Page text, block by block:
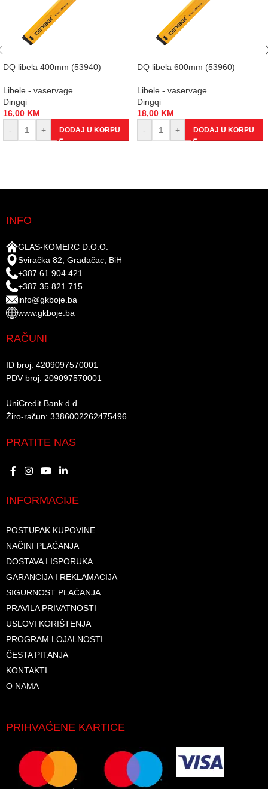
DQ libela 400mm (53940)
Libele - vaservage
Dingqi
16,00 KM
-
+ DODAJ U KORPU
DQ libela 600mm (53960)
Libele - vaservage
Dingqi
18,00 KM
-
+ DODAJ U KORPU
INFO
GLAS-KOMERC D.O.O.
Sviračka 82, Gradačac, BiH
+387 61 904 421
+387 35 821 715
info@gkboje.ba
www.gkboje.ba
RAČUNI
ID broj: 4209097570001​
PDV broj: 209097570001 ​
UniCredit Bank d.d.​
Žiro-račun: 3386002262475496​​
PRATITE NAS
INFORMACIJE
POSTUPAK KUPOVINE
NAČINI PLAĆANJA
DOSTAVA I ISPORUKA
GARANCIJA I REKLAMACIJA
SIGURNOST PLAĆANJA
PRAVILA PRIVATNOSTI
USLOVI KORIŠTENJA
PROGRAM LOJALNOSTI
ČESTA PITANJA
KONTAKTI
O NAMA
PRIHVAĆENE KARTICE